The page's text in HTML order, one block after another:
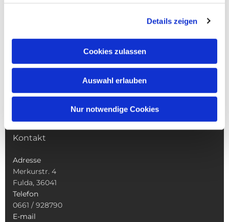
Details zeigen
Cookies zulassen
Auswahl erlauben
Nur notwendige Cookies
Gottesdienste
Veranstaltungen & Angebote
Kindertagesstätte St. Andreas
Kontakt
Adresse
Merkurstr. 4
Fulda, 36041
Telefon
0661 / 928790
E-mail